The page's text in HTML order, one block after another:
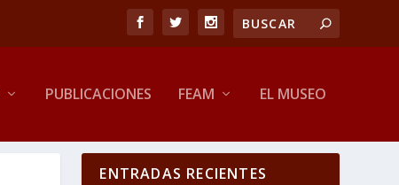
PUBLICACIONES FEAM EL MUSEO
ENTRADAS RECIENTES